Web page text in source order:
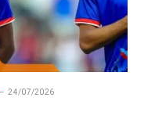
24/07/2026